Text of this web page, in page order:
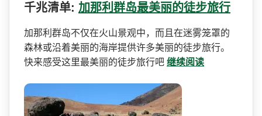
千兆清单: 加那利群岛最美丽的徒步旅行
加那利群岛不仅在火山景观中­，而且在迷雾笼罩的
森林或沿着美丽的海岸提供许多美­丽的徒步旅行。
快来感受这里最美丽的徒步旅行吧 继续阅读